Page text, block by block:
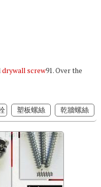
drywall screw91. Over the
塑板螺絲 乾牆螺絲